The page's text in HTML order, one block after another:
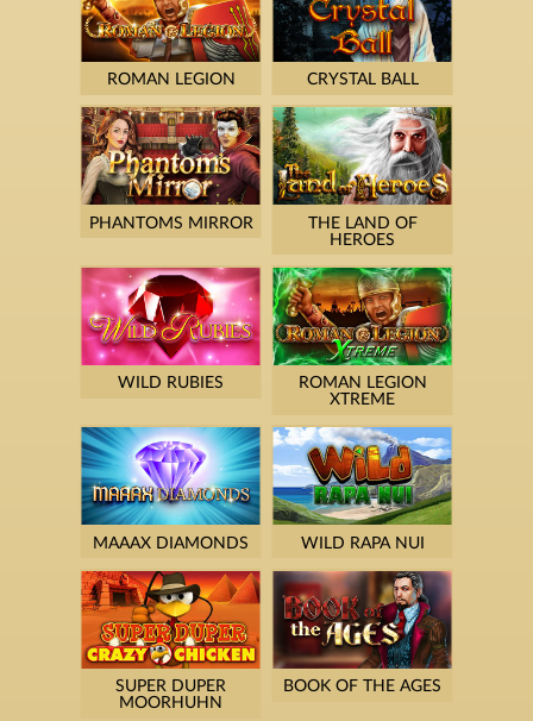
ROMAN LEGION CRYSTAL BALL
PHANTOMS MIRROR
THE LAND OF
HEROES
WILD RUBIES
ROMAN LEGION
XTREME
MAAAX DIAMONDS WILD RAPA NUI
SUPER DUPER
MOORHUHN
BOOK OF THE AGES